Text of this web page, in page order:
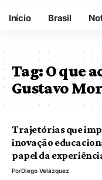
Início Brasil
Tag:O que
Gustavo
Trajetórias que
inovação
papel da
PorDiego Velázquez